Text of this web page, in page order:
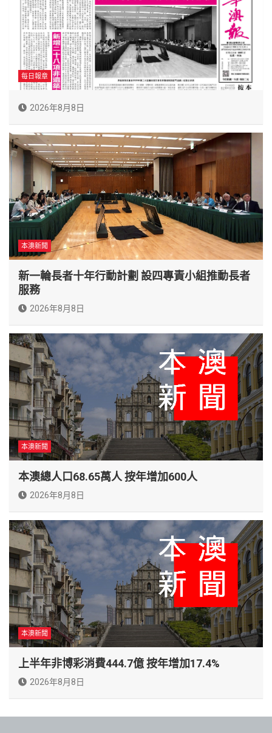
每日報章
2026年8月8日
本澳新聞
新一輪長者十年行動計劃 設四專責小組推動長者
服務
2026年8月8日
本澳新聞
本澳總人口68.65萬人 按年增加600人
2026年8月8日
本澳新聞
上半年非博彩消費444.7億 按年增加17.4%
2026年8月8日